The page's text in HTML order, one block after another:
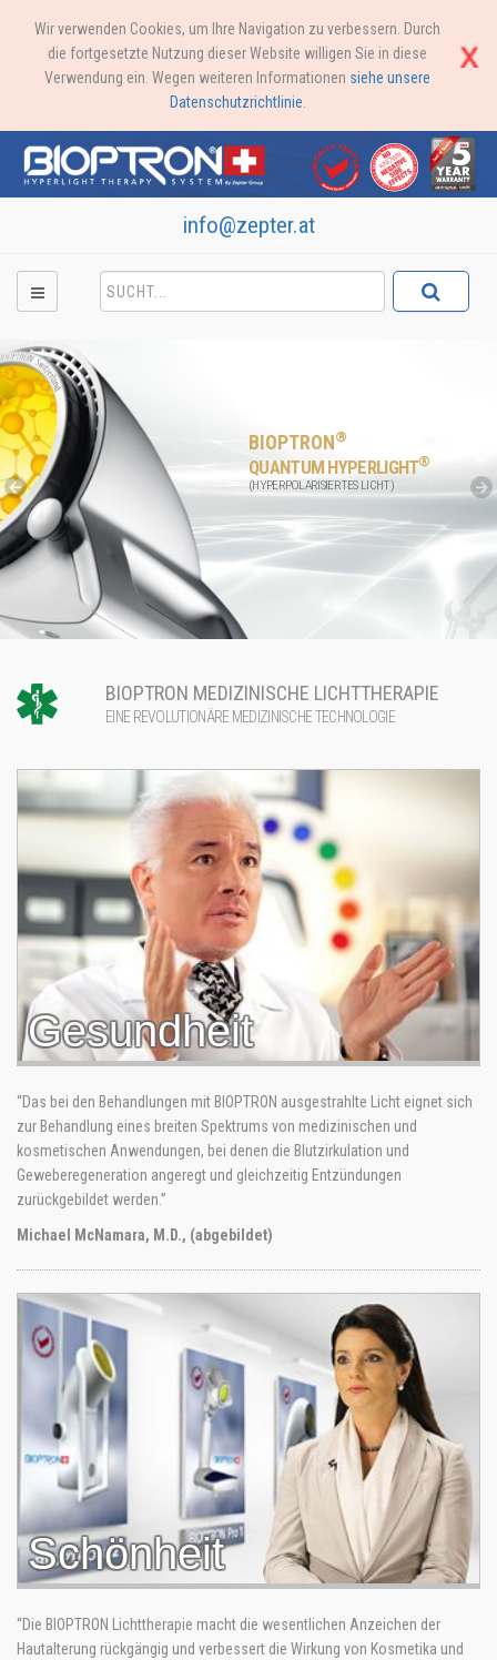
Wir verwenden Cookies, um Ihre Navigation zu verbessern. Durch
die fortgesetzte Nutzung dieser Website willigen Sie in diese
Verwendung ein. Wegen weiteren Informationen siehe unsere
Datenschutzrichtlinie
info@zepter.at
BIOPTRON®
QUANTUM HYPERLIGHT®
(HYPERPOLARISIERTES LICHT)
BIOPTRON MEDIZINISCHE LICHTTHERAPIE
EINE REVOLUTIONÄRE MEDIZINISCHE TECHNOLOGIE
Gesundheit
“Das bei den Behandlungen mit BIOPTRON ausgestrahlte Licht eignet sich
zur Behandlung eines breiten Spektrums von medizinischen und
kosmetischen Anwendungen, bei denen die Blutzirkulation und
Geweberegeneration angeregt und gleichzeitig Entzündungen
zurückgebildet werden.”
Michael McNamara, M.D., (abgebildet)
Schönheit
“Die BIOPTRON Lichttherapie macht die wesentlichen Anzeichen der
Hautalterung rückgängig und verbessert die Wirkung von Kosmetika und